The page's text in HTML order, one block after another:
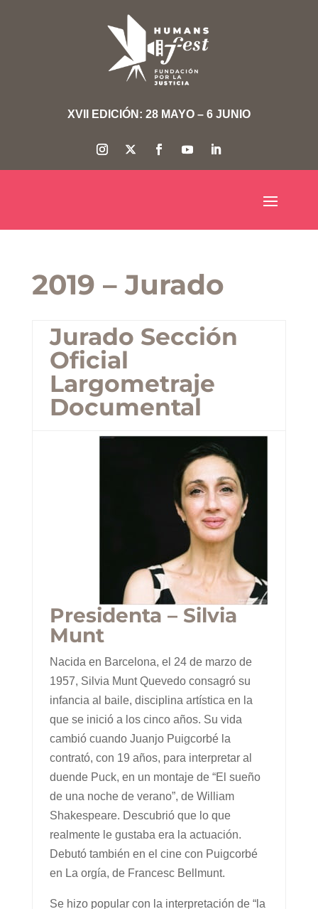
XVII EDICIÓN: 28 MAYO – 6 JUNIO
2019 – Jurado
Jurado Sección
Oficial
Largometraje
Documental
Presidenta – Silvia
Munt
Nacida en Barcelona, el 24 de marzo de
1957, Silvia Munt Quevedo consagró su
infancia al baile, disciplina artística en la
que se inició a los cinco años. Su vida
cambió cuando Juanjo Puigcorbé la
contrató, con 19 años, para interpretar al
duende Puck, en un montaje de “El sueño
de una noche de verano”, de William
Shakespeare. Descubrió que lo que
realmente le gustaba era la actuación.
Debutó también en el cine con Puigcorbé
en La orgía, de Francesc Bellmunt.
Se hizo popular con la interpretación de “la